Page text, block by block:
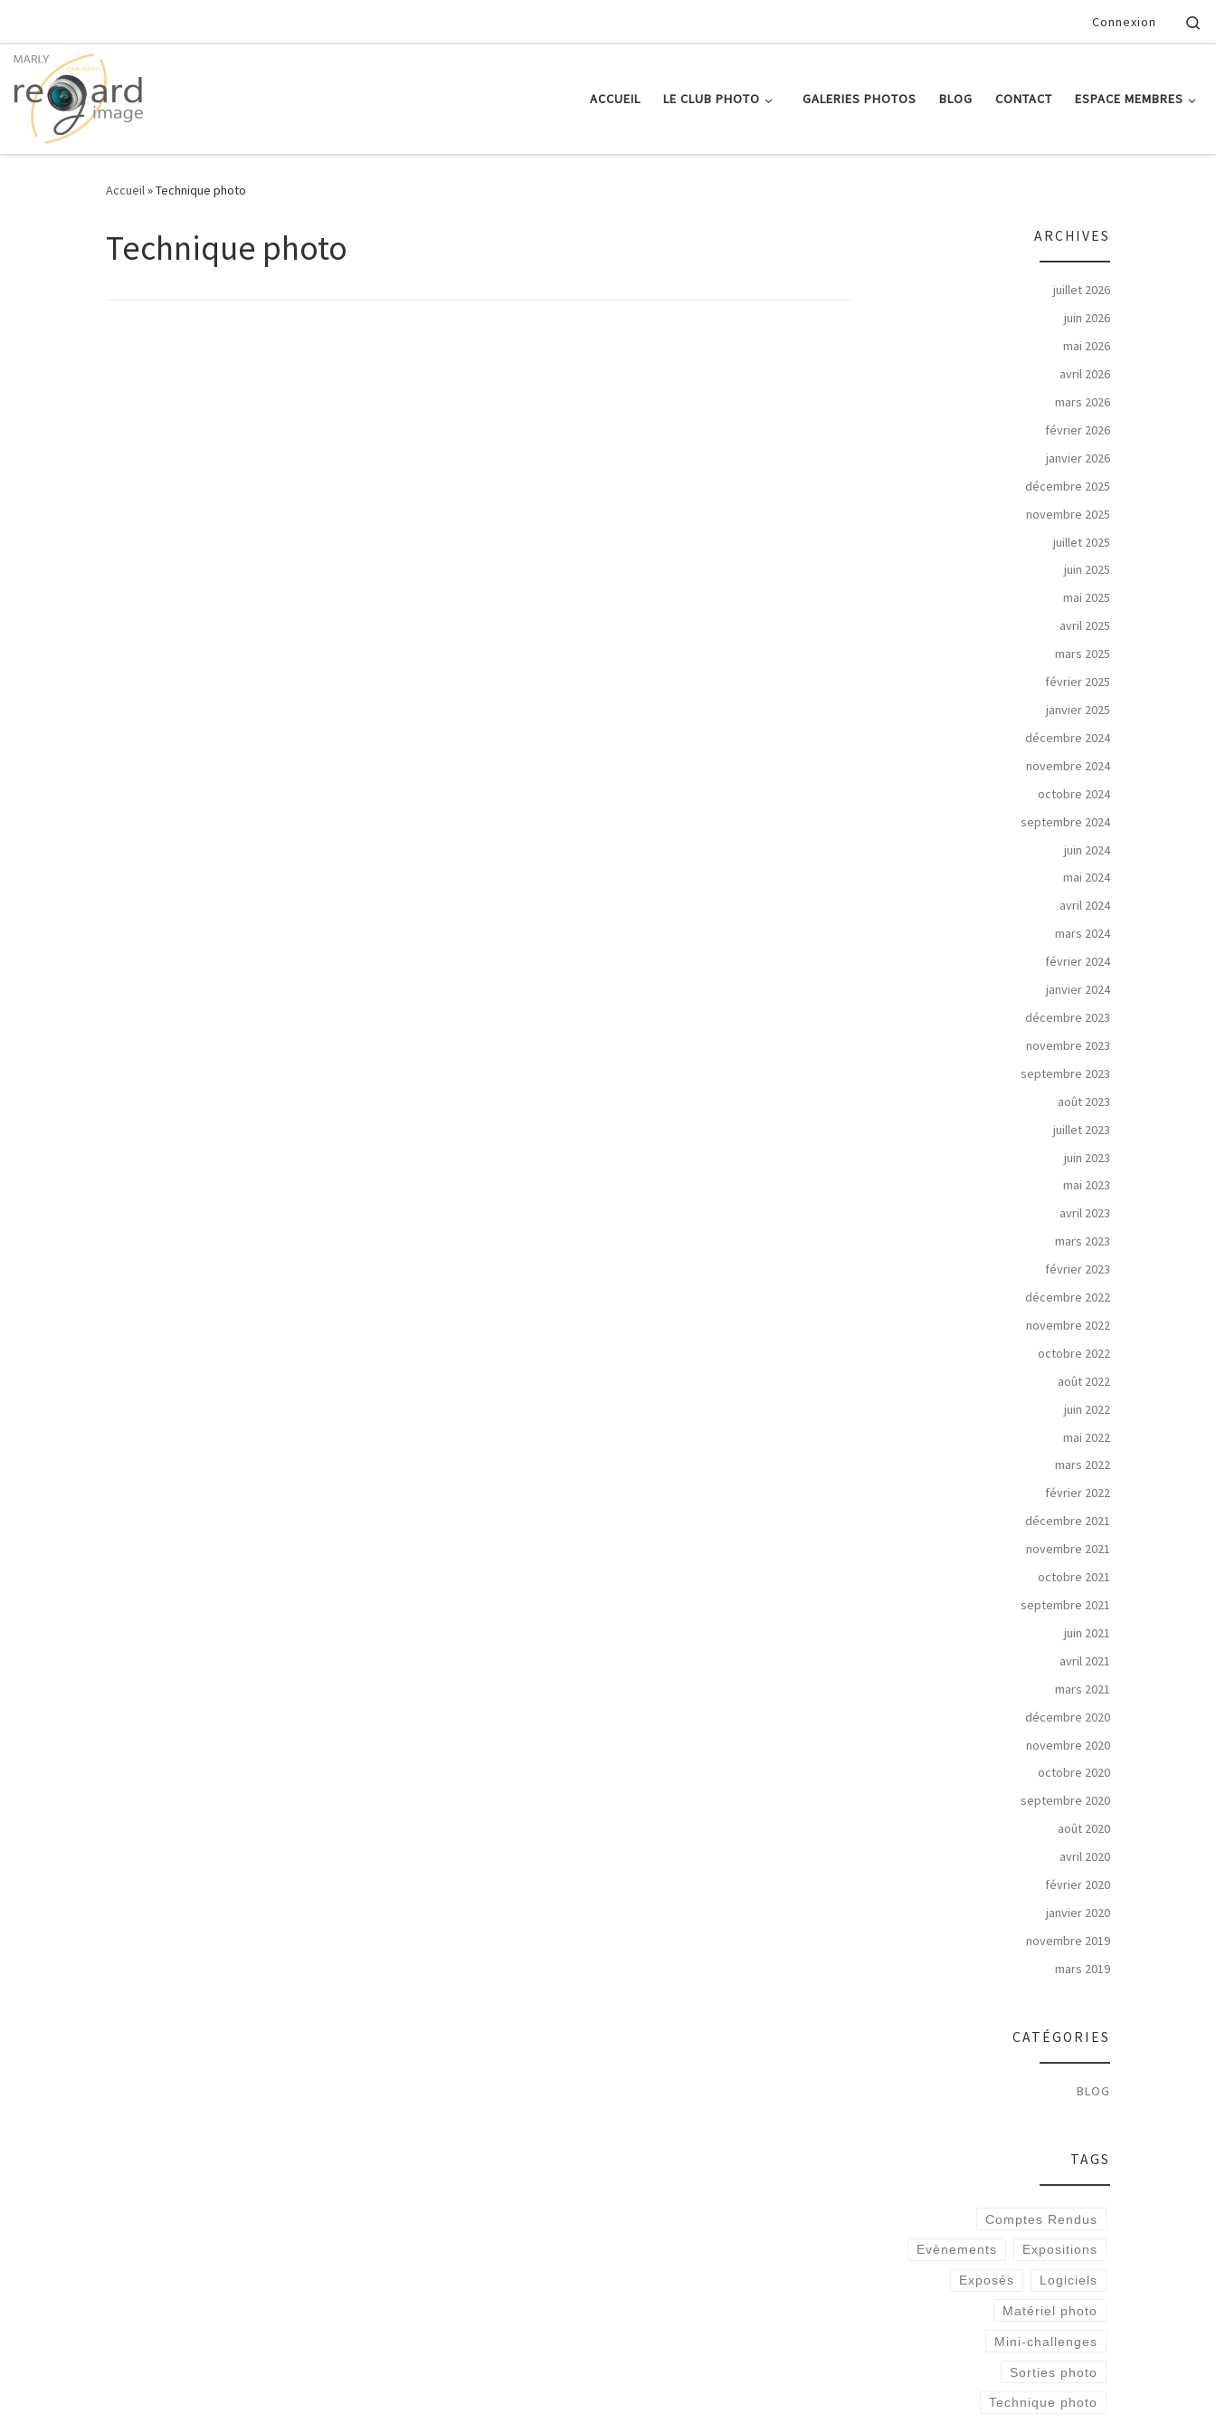
Connexion
ACCUEIL LE CLUB PHOTO GALERIES PHOTOS BLOG CONTACT ESPACE MEMBRES
Accueil»Technique photo
Technique photo ARCHIVES
juillet 2026
juin 2026
mai 2026
avril 2026
mars 2026
février 2026
janvier 2026
décembre 2025
novembre 2025
juillet 2025
juin 2025
mai 2025
avril 2025
mars 2025
février 2025
janvier 2025
décembre 2024
novembre 2024
octobre 2024
septembre 2024
juin 2024
mai 2024
avril 2024
mars 2024
février 2024
janvier 2024
décembre 2023
novembre 2023
septembre 2023
août 2023
juillet 2023
juin 2023
mai 2023
avril 2023
mars 2023
février 2023
décembre 2022
novembre 2022
octobre 2022
août 2022
juin 2022
mai 2022
mars 2022
février 2022
décembre 2021
novembre 2021
octobre 2021
septembre 2021
juin 2021
avril 2021
mars 2021
décembre 2020
novembre 2020
octobre 2020
septembre 2020
août 2020
avril 2020
février 2020
janvier 2020
novembre 2019
mars 2019
CATÉGORIES
BLOG
TAGS
Comptes Rendus
Evènements Expositions
Exposés Logiciels
Matériel photo
Mini-challenges
Sorties photo
Technique photo